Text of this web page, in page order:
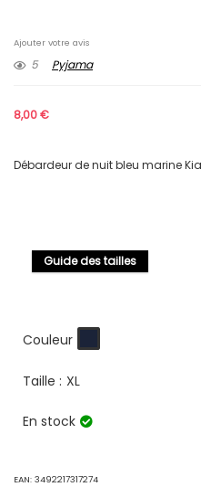
Ajouter votre avis
5 Pyjama
8,00€
Débardeur de nuit bleu marine
Guide des tailles
Couleur
Taille : XL
En stock
EAN: 3492217317274